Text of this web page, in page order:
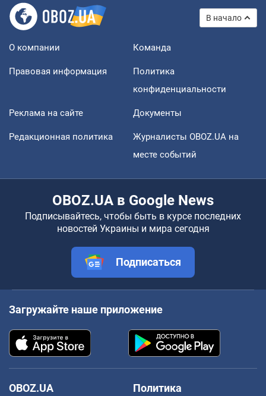
В начало
О компании Команда
Правовая информация
Политика
конфиденциальности
Реклама на сайте Документы
Редакционная политика
Журналисты OBOZ.UA на
месте событий
OBOZ.UA в Google News
Подписывайтесь, чтобы быть в курсе последних
новостей Украины и мира сегодня
Подписаться
Загружайте наше приложение
OBOZ.UA
Политика